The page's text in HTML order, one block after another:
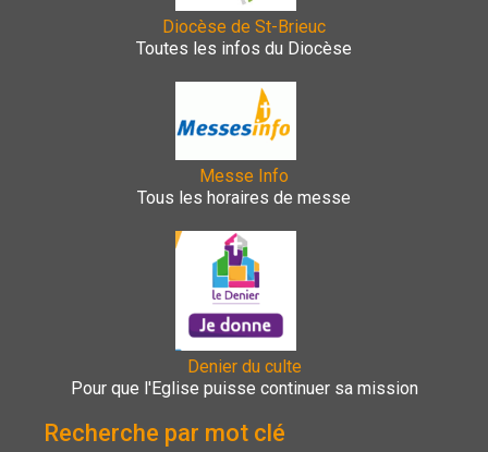
Diocèse de St-Brieuc
Toutes les infos du Diocèse
Messe Info
Tous les horaires de messe
Denier du culte
Pour que l'Eglise puisse continuer sa mission
Recherche par mot clé